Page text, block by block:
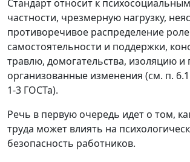
Стандарт относит к
частности, чрезмерную нагрузку,
противоречивое распределение
самостоятельности и поддержки,
травлю, домогательства, изоляцию и
организованные изменения (см. п.
1-3 ГОСТа).
Речь в первую очередь идет о том,
труда может влиять на
безопасность работников.